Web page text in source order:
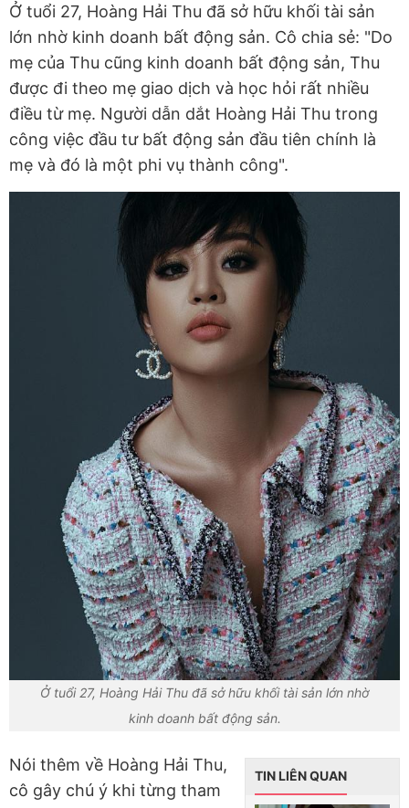
Ở tuổi 27, Hoàng Hải Thu đã sở hữu khối tài sản
lớn nhờ kinh doanh bất động sản. Cô chia sẻ: "Do
mẹ của Thu cũng kinh doanh bất động sản, Thu
được đi theo mẹ giao dịch và học hỏi rất nhiều
điều từ mẹ. Người dẫn dắt Hoàng Hải Thu trong
công việc đầu tư bất động sản đầu tiên chính là
mẹ và đó là một phi vụ thành công".
Ở tuổi 27, Hoàng Hải Thu đã sở hữu khối tài sản lớn nhờ
kinh doanh bất động sản.
TIN LIÊN QUAN
Nói thêm về Hoàng Hải Thu,
cô gây chú ý khi từng tham